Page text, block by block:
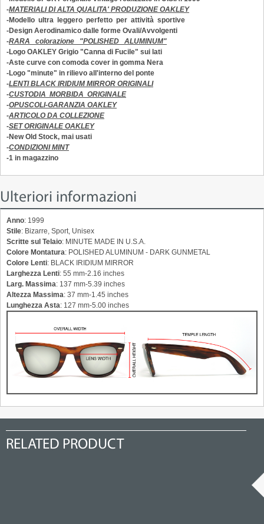
-MATERIALI DI ALTA QUALITA' PRODUZIONE OAKLEY
-Modello ultra leggero perfetto per attività sportive
-Design Aerodinamico dalle forme Ovali/Avvolgenti
-RARA colorazione "POLISHED ALUMINUM"
-Logo OAKLEY Grigio "Canna di Fucile" sui lati
-Aste curve con comoda cover in gomma Nera
-Logo "minute" in rilievo all'interno del ponte
-LENTI BLACK IRIDIUM MIRROR ORIGINALI
-CUSTODIA MORBIDA ORIGINALE
-OPUSCOLI-GARANZIA OAKLEY
-ARTICOLO DA COLLEZIONE
-SET ORIGINALE OAKLEY
-New Old Stock, mai usati
-CONDIZIONI MINT
-1 in magazzino
Ulteriori informazioni
Anno: 1999
Stile: Bizarre, Sport, Unisex
Scritte sul Telaio: MINUTE MADE IN U.S.A.
Colore Montatura: POLISHED ALUMINUM - DARK GUNMETAL
Colore Lenti: BLACK IRIDIUM MIRROR
Larghezza Lenti: 55 mm-2.16 inches
Larg. Massima: 137 mm-5.39 inches
Altezza Massima: 37 mm-1.45 inches
Lunghezza Asta: 127 mm-5.00 inches
RELATED PRODUCT